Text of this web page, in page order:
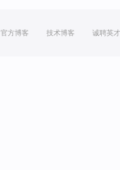
官方博客 技术博客 诚聘英才